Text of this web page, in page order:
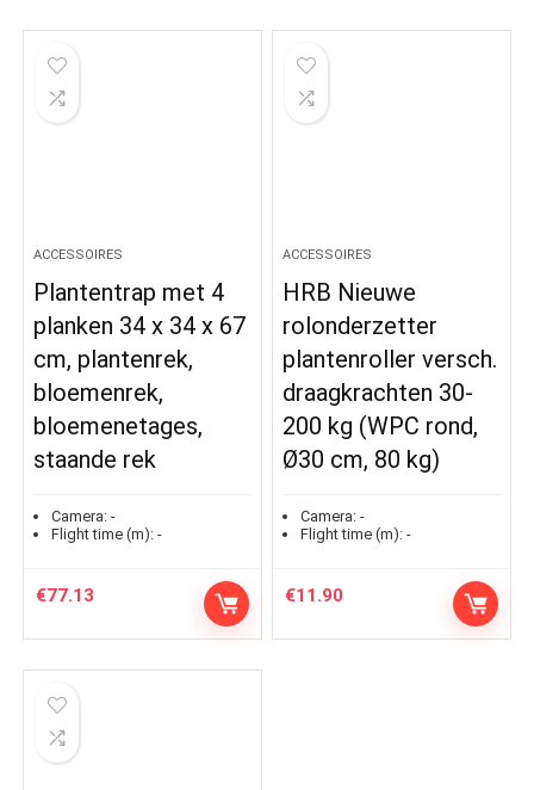
ACCESSOIRES
Plantentrap met 4
planken 34 x 34 x 67
cm, plantenrek,
bloemenrek,
bloemenetages,
staande rek
Camera: -
Flight time (m): -
€77.13
ACCESSOIRES
HRB Nieuwe
rolonderzetter
plantenroller versch.
draagkrachten 30-
200 kg (WPC rond,
Ø30 cm, 80 kg)
Camera: -
Flight time (m): -
€11.90